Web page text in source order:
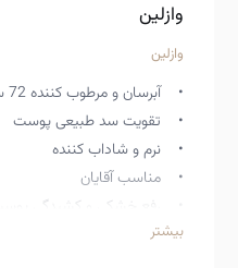
وازلین
وازلین
• آبرسان و مرطوب کننده 72 ساعته
• تقویت سد طبیعی پوست
• نرم و شاداب کننده
• مناسب آقایان
• رفع خشکی و کشیدگی پوست
• بازیابی خاصیت الاستیسیته
بیشتر